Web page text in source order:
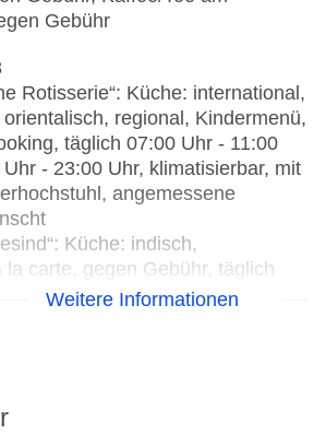
Gebühr
Rotisserie“: Küche: international,
orientalisch, regional, Kindermenü,
täglich 07:00 Uhr - 11:00
- 23:00 Uhr, klimatisierbar, mit
angemessene
Küche: indisch,
la carte, gegen Gebühr, täglich
Uhr, klimatisierbar,
12:00 Uhr - 23:00 Uhr,
Weitere Informationen